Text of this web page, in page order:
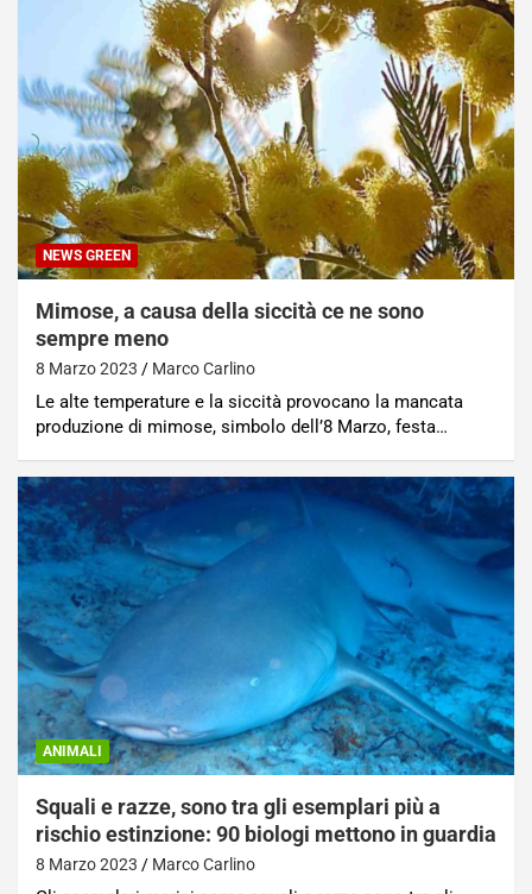
NEWS GREEN
Mimose, a causa della siccità ce ne sono
sempre meno
8 Marzo 2023 Marco Carlino
Le alte temperature e la siccità provocano la mancata
produzione di mimose, simbolo dell’8 Marzo, festa…
ANIMALI
Squali e razze, sono tra gli esemplari più a
rischio estinzione: 90 biologi mettono in guardia
8 Marzo 2023 Marco Carlino